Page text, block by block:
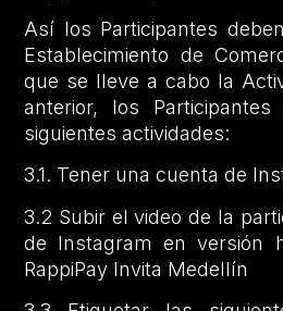
Así los Participantes
Establecimiento de
que se lleve a cabo la
anterior, los
siguientes actividades:
3.1. Tener una cuenta de
3.2 Subir el video de la
de Instagram en versión
RappiPay Invita Medellín